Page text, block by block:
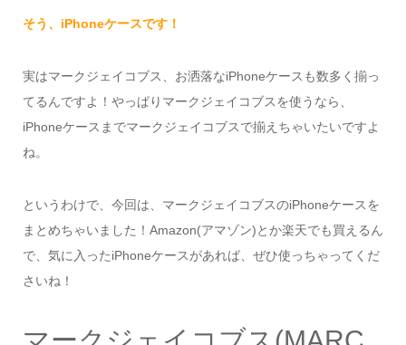
そう、iPhoneケースです！
実はマークジェイコブス、お洒落なiPhoneケースも数多く揃っ
てるんですよ！やっぱりマークジェイコブスを使うなら、
iPhoneケースまでマークジェイコブスで揃えちゃいたいですよ
ね。
というわけで、今回は、マークジェイコブスのiPhoneケースを
まとめちゃいました！Amazon(アマゾン)とか楽天でも買えるん
で、気に入ったiPhoneケースがあれば、ぜひ使っちゃってくだ
さいね！